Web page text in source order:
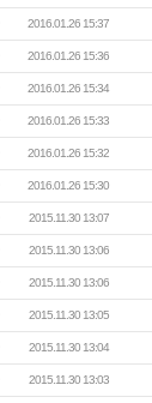
2016.01.26 15:37
2016.01.26 15:36
2016.01.26 15:34
2016.01.26 15:33
2016.01.26 15:32
2016.01.26 15:30
2015.11.30 13:07
2015.11.30 13:06
2015.11.30 13:06
2015.11.30 13:05
2015.11.30 13:04
2015.11.30 13:03